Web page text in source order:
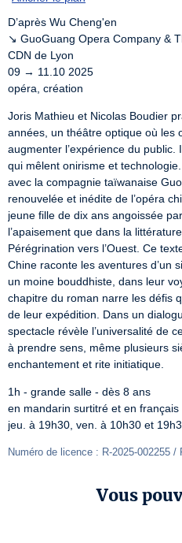
D’après Wu Cheng'en
↘ GuoGuang Opera Company &
CDN de Lyon
09 → 11.10 2025
opéra, création
Joris Mathieu et Nicolas Boudier
années, un théâtre optique où les
augmenter l’expérience du
qui mêlent onirisme et
avec la compagnie taïwanaise
renouvelée et inédite de l’opéra
jeune fille de dix ans angoissée
l’apaisement que dans la
Pérégrination vers l’Ouest. Ce
Chine raconte les aventures d’un
un moine bouddhiste, dans leur
chapitre du roman narre les défis
de leur expédition. Dans un
spectacle révèle l’universalité de
à prendre sens, même plusieurs
enchantement et rite initiatique.
1h - grande salle - dès 8 ans
en mandarin surtitré et en français
jeu. à 19h30, ven. à 10h30 et
Numéro de licence : R-2025-002255 /
Vous